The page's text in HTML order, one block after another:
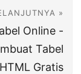
»
Online -
Tabel
HTML Gratis